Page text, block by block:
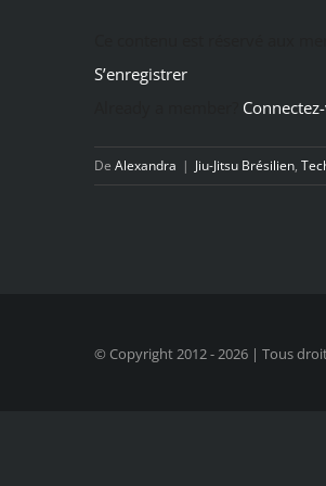
S’enregistrer
De Alexandra | Jiu-Jitsu Brésilien,
© Copyright 2012 -2026 | Tous